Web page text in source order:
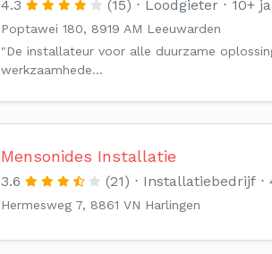
4.3 (15) Loodgieter 10+
Poptawei 180, 8919 AM Leeuwarden
"De installateur voor alle duurzame
werkzaamhede…
Mensonides Installatie
3.6 (21) Installatiebedrijf
Hermesweg 7, 8861 VN Harlingen